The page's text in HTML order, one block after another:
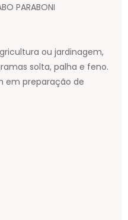
PARABONI
ou jardinagem,
solta, palha e feno.
em preparação de